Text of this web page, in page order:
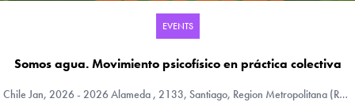
EVENTS
Somos agua. Movimiento psicofísico en práctica colectiva
Chile Jan, 2026 - 2026 Alameda , 2133, Santiago, Region Metropolitana (RM), Chile